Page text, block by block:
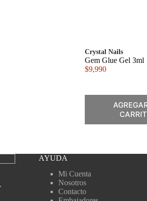
Crystal Nails
Gem Glue Gel 3ml
$9,990
AYUDA
Mi Cuenta
Nosotros
Contacto